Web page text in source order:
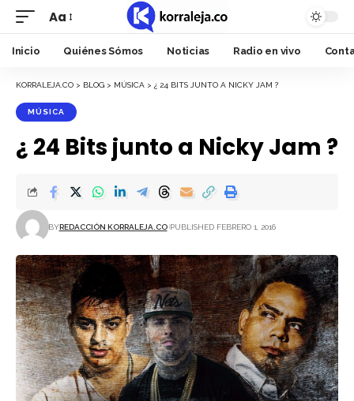
Font
Resizer
Aa
Inicio Quiénes Sómos Noticias Radio en vivo
KORRALEJA.CO > BLOG > MÚSICA > ¿ 24 BITS JUNTO A NICKY JAM ?
MÚSICA
¿ 24 Bits junto a Nicky Jam ?
BYREDACCIÓN KORRALEJA.CO PUBLISHED FEBRERO 1, 2016